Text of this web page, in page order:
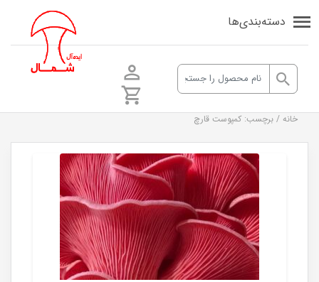
دسته‌بندی‌ها
خانه / برچسب: کمپوست قارچ